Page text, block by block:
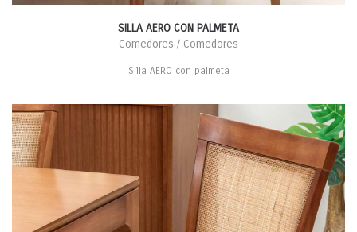
SILLA AERO CON PALMETA
Comedores / Comedores
Silla AERO con palmeta